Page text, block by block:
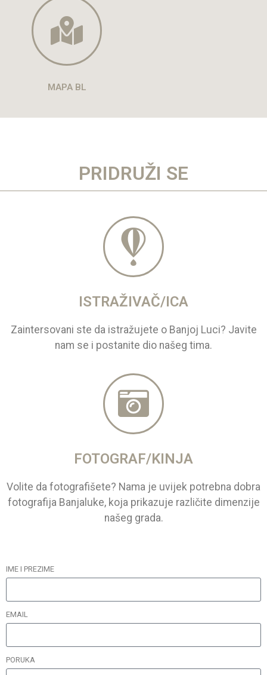
MAPA BL
PRIDRUŽI SE
ISTRAŽIVAČ/ICA
Zaintersovani ste da istražujete o Banjoj Luci? Javite
nam se i postanite dio našeg tima.
FOTOGRAF/KINJA
Volite da fotografišete? Nama je uvijek potrebna dobra
fotografija Banjaluke, koja prikazuje različite dimenzije
našeg grada.
IME I PREZIME
EMAIL
PORUKA